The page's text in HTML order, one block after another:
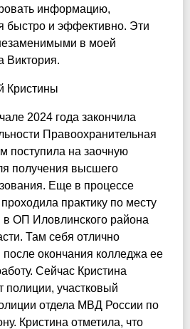
информацию,
быстро и эффективно. Эти
в моей
Виктория.
Кристины
2024 года закончила
Правоохранительная
поступила на заочную
получения высшего
Еще в процессе
практику по месту
в ОП Иловлинского района
Там себя отлично
окончания колледжа ее
Сейчас Кристина
участковый
отдела МВД России по
Кристина отметила, что